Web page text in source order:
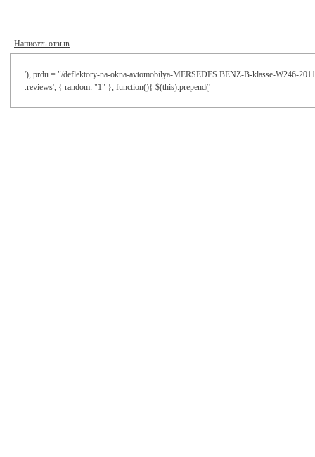
Написать отзыв
'), prdu = "/deflektory-na-okna-avtomobilya-MERSEDES BENZ-B-klasse-W246-
.reviews', { random: "1" }, function(){ $(this).prepend('